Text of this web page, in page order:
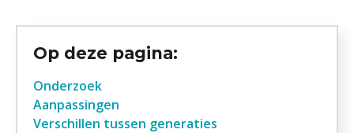
Op deze pagina:
Onderzoek
Aanpassingen
Verschillen tussen generaties